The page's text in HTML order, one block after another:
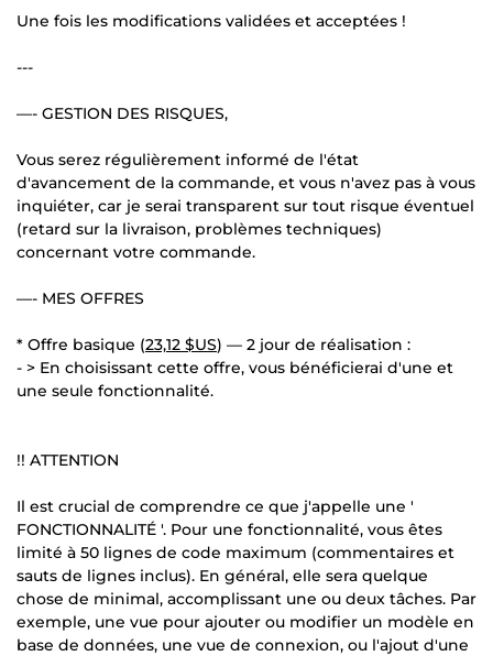
Une fois les modifications validées et acceptées !
---
—- GESTION DES RISQUES,
Vous serez régulièrement informé de l'état
d'avancement de la commande, et vous n'avez pas à vous
inquiéter, car je serai transparent sur tout risque éventuel
(retard sur la livraison, problèmes techniques)
concernant votre commande.
—- MES OFFRES
* Offre basique (23,12 $US) — 2 jour de réalisation :
- > En choisissant cette offre, vous bénéficierai d'une et
une seule fonctionnalité.
!! ATTENTION
Il est crucial de comprendre ce que j'appelle une '
FONCTIONNALITÉ '. Pour une fonctionnalité, vous êtes
limité à 50 lignes de code maximum (commentaires et
sauts de lignes inclus). En général, elle sera quelque
chose de minimal, accomplissant une ou deux tâches. Par
exemple, une vue pour ajouter ou modifier un modèle en
base de données, une vue de connexion, ou l'ajout d'une